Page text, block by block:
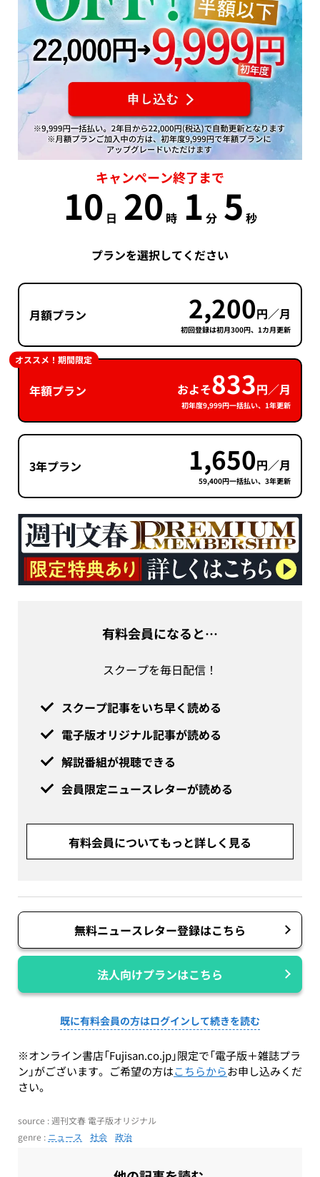
キャンペーン終了まで
10 日 20 時 1 分 5 秒
プランを選択してください
月額プラン 2,200円／月
初回登録は初月300円、1カ月更新
年額プラン およそ833円／月
初年度9,999円一括払い、1年更新
オススメ！期間限定
3年プラン 1,650円／月
59,400円一括払い、3年更新
有料会員になると…
スクープを毎日配信！
スクープ記事をいち早く読める
電子版オリジナル記事が読める
解説番組が視聴できる
会員限定ニュースレターが読める
有料会員についてもっと詳しく見る
無料ニュースレター登録はこちら
法人向けプランはこちら
既に有料会員の方はログインして続きを読む
※オンライン書店「Fujisan.co.jp」限定で「電子版＋雑誌プラ
ン」がございます。ご希望の方はこちらからお申し込みくだ
さい。
source : 週刊文春 電子版オリジナル
genre : ニュース 社会 政治